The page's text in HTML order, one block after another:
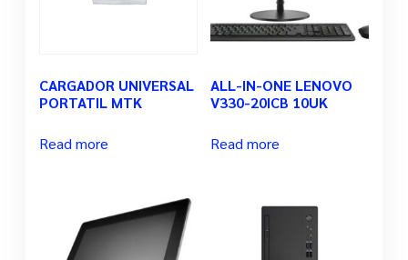
CARGADOR UNIVERSAL
PORTATIL MTK
Read more
ALL-IN-ONE LENOVO
V330-20ICB 10UK
Read more